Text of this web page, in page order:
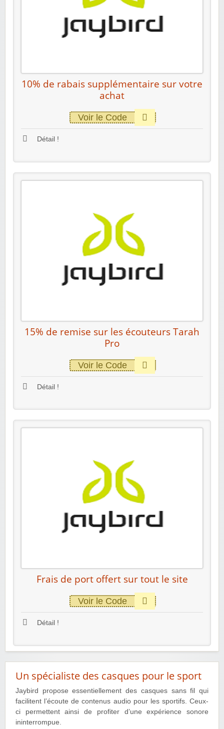
10% de rabais supplémentaire sur votre
achat
Voir le Code
Détail !
15% de remise sur les écouteurs Tarah
Pro
Voir le Code
Détail !
Frais de port offert sur tout le site
Voir le Code
Détail !
Un spécialiste des casques pour le sport
Jaybird propose essentiellement des casques sans fil qui
facilitent l’écoute de contenus audio pour les sportifs. Ceux-
ci permettent ainsi de profiter d’une expérience sonore
ininterrompue.